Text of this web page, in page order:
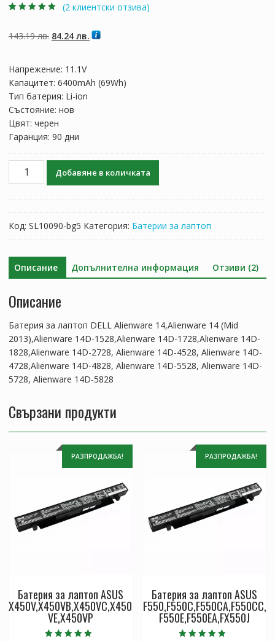
базирано на
потребителски
(2 клиентски отзива)
143.19лв. Original
143.19 лв..
84.24 лв.Текущата
Напрежение: 11.1V
Капацитет: 6400mAh (69Wh)
Тип батерия: Li-ion
Състояние: нов
Цвят: черен
Гаранция: 90 дни
количество
лаптоп
DELL
Добавяне в количката
Код: SL10090-bg5 Категория: Батерии за лаптоп
Описание Допълнителна информация Отзиви (2)
Описание
Батерия за лаптоп DELL Alienware 14,Alienware 14 (Mid
2013),Alienware 14D-1528,Alienware 14D-1728,Alienware 14D-
1828,Alienware 14D-2728, Alienware 14D-4528, Alienware 14D-
4728,Alienware 14D-4828, Alienware 14D-5528, Alienware 14D-
5728, Alienware 14D-5828
Свързани продукти
РАЗПРОДАЖБА!
Батерия за лаптоп ASUS
X450V,X450VB,X450VC,X450
VE,X450VP
РАЗПРОДАЖБА!
Батерия за лаптоп ASUS
F550,F550C,F550CA,F550CC,
F550E,F550EA,FX550J